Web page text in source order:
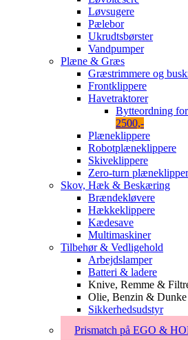
Løvsugere
Pælebor
Ukrudtsbørster
Vandpumper
Plæne & Græs
Græstrimmere og
Frontklippere
Havetraktorer
Bytteordning
2500,-
Plæneklippere
Robotplæneklippere
Skiveklippere
Zero-turn
Skov, Hæk & Beskæring
Brændekløvere
Hækkeklippere
Kædesave
Multimaskiner
Tilbehør & Vedligehold
Arbejdslamper
Batteri & ladere
Knive, Remme &
Olie, Benzin & Dunke
Sikkerhedsudstyr
Prismatch på EGO &